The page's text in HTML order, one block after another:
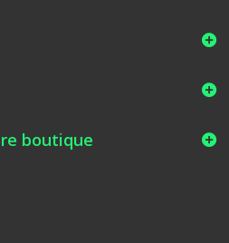
boutique